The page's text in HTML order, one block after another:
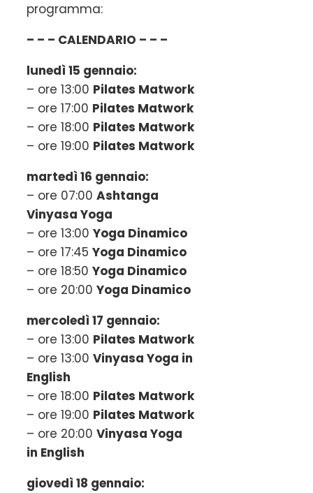
programma:
– – – CALENDARIO – – –
lunedì 15 gennaio:
– ore 13:00 Pilates Matwork
– ore 17:00 Pilates Matwork
– ore 18:00 Pilates Matwork
– ore 19:00 Pilates Matwork
martedì 16 gennaio:
– ore 07:00 Ashtanga
Vinyasa Yoga
– ore 13:00 Yoga Dinamico
– ore 17:45 Yoga Dinamico
– ore 18:50 Yoga Dinamico
– ore 20:00 Yoga Dinamico
mercoledì 17 gennaio:
– ore 13:00 Pilates Matwork
– ore 13:00 Vinyasa Yoga in
English
– ore 18:00 Pilates Matwork
– ore 19:00 Pilates Matwork
– ore 20:00 Vinyasa Yoga
in English
giovedì 18 gennaio: